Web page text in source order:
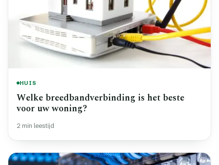
HUIS
Welke breedbandverbinding is het beste
voor uw woning?
2 min leestijd